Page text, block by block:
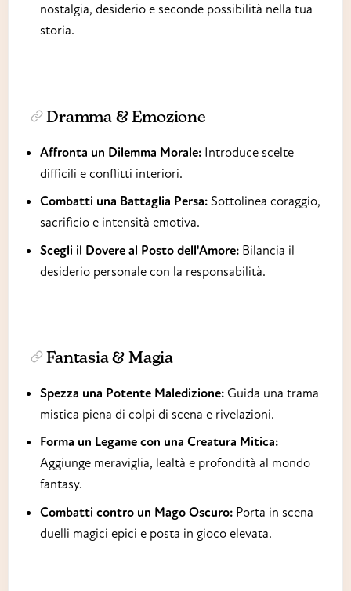
nostalgia, desiderio e seconde possibilità nella tua
storia.
Dramma & Emozione
Affronta un Dilemma Morale:Introduce scelte
difficili e conflitti interiori.
Combatti una Battaglia Persa:Sottolinea coraggio,
sacrificio e intensità emotiva.
Scegli il Dovere al Posto dell'Amore:Bilancia il
desiderio personale con la responsabilità.
Fantasia & Magia
Spezza una Potente Maledizione:Guida una trama
mistica piena di colpi di scena e rivelazioni.
Forma un Legame con una Creatura Mitica:
Aggiunge meraviglia, lealtà e profondità al mondo
fantasy.
Combatti contro un Mago Oscuro:Porta in scena
duelli magici epici e posta in gioco elevata.